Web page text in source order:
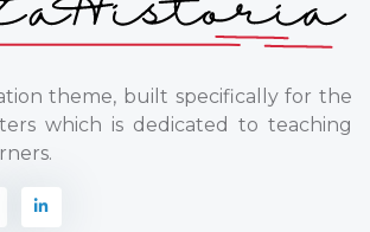
theme, built specifically for the
which is dedicated to teaching